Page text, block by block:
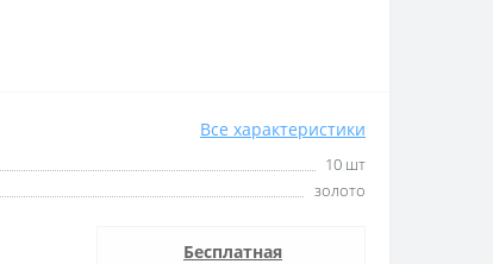
Все характеристики
10 шт
золото
Бесплатная